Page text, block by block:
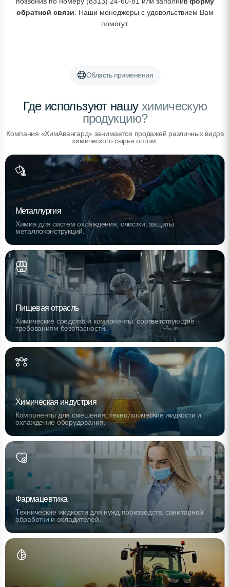
обратной связи . Наши менеджеры с удовольствием Вам
помогут.
Область применения
Где используют нашухимическую
продукцию?
Компания «ХимАвангард» занимается продажей различных видов
химического сырья оптом.
Металлургия
Химия для систем охлаждения, очистки, защиты
металлоконструкций.
Пищевая отрасль
Химические средства и компоненты, соответствующие
требованиям безопасности.
Химическая индустрия
Компоненты для смешения, технологические жидкости и
охлаждение оборудования.
Фармацевтика
Технические жидкости для нужд производств, санитарной
обработки и охладителей.